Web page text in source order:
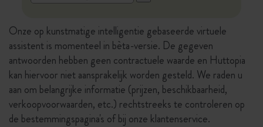
Onze op kunstmatige intelligentie gebaseerde virtuele
assistent is momenteel in bèta-versie. De gegeven
antwoorden hebben geen contractuele waarde en Huttopia
kan hiervoor niet aansprakelijk worden gesteld. We raden u
aan om belangrijke informatie (prijzen, beschikbaarheid,
verkoopvoorwaarden, etc.) rechtstreeks te controleren op
de bestemmingspagina's of bij onze klantenservice.